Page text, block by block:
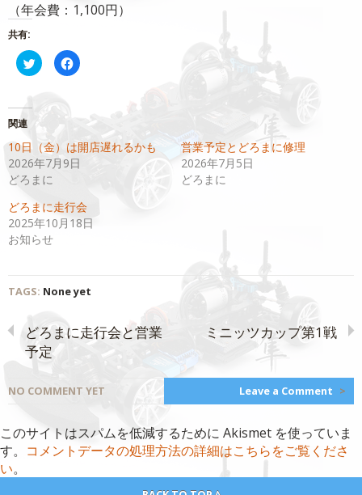
（年会費：1,100円）
共有:
ク
リ
で
有
(新
し
い
ウ
ン
ド
ウ
で
開
す)
Facebook
で
に
リ
ッ
ク
だ
さ
い
ィ
ド
き
ま
関連
10日（金）は開店遅れるかも
2026年7月9日
どろまに
営業予定とどろまに修理
2026年7月5日
どろまに
どろまに走行会
2025年10月18日
お知らせ
TAGS: None yet
どろまに走行会と営業
予定
ミニッツカップ第1戦
NO COMMENT YET Leave a Comment >
このサイトはスパムを低減するために Akismet を使っていま
す。 コメントデータの処理方法の詳細はこちらをご覧くださ
い。